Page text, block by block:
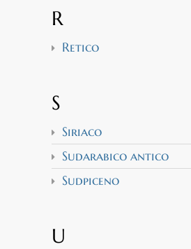
R
Retico
S
Siriaco
Sudarabico antico
Sudpiceno
U